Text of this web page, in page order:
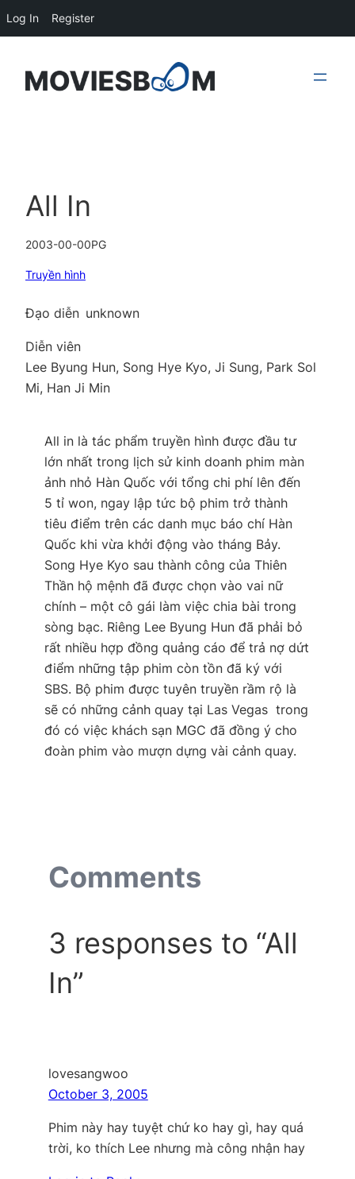
content
All In
2003-00-00PG
Truyền hình
Đạo diễn unknown
Diễn viên
Lee Byung Hun, Song Hye Kyo, Ji Sung, Park Sol
Mi, Han Ji Min
All in là tác phẩm truyền hình được đầu tư
lớn nhất trong lịch sử kinh doanh phim màn
ảnh nhỏ Hàn Quốc với tổng chi phí lên đến
5 tỉ won, ngay lập tức bộ phim trở thành
tiêu điểm trên các danh mục báo chí Hàn
Quốc khi vừa khởi động vào tháng Bảy.
Song Hye Kyo sau thành công của Thiên
Thần hộ mệnh đã được chọn vào vai nữ
chính – một cô gái làm việc chia bài trong
sòng bạc. Riêng Lee Byung Hun đã phải bỏ
rất nhiều hợp đồng quảng cáo để trả nợ dứt
điểm những tập phim còn tồn đã ký với
SBS. Bộ phim được tuyên truyền rầm rộ là
sẽ có những cảnh quay tại Las Vegas  trong
đó có việc khách sạn MGC đã đồng ý cho
đoàn phim vào mượn dựng vài cảnh quay.
Comments
3 responses to “All
In”
lovesangwoo
October 3, 2005
Phim này hay tuyệt chứ ko hay gì, hay quá
trời, ko thích Lee nhưng mà công nhận hay
Log In Register